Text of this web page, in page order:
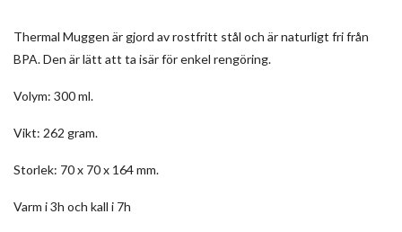
Thermal Muggen är gjord av rostfritt stål och är naturligt fri från
BPA. Den är lätt att ta isär för enkel rengöring.
Volym: 300 ml.
Vikt: 262 gram.
Storlek: 70 x 70 x 164 mm.
Varm i 3h och kall i 7h